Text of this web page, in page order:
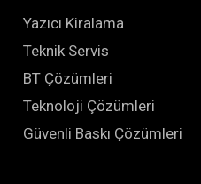
Yazıcı Kiralama
Teknik Servis
BT Çözümleri
Teknoloji Çözümleri
Güvenli Baskı Çözümleri